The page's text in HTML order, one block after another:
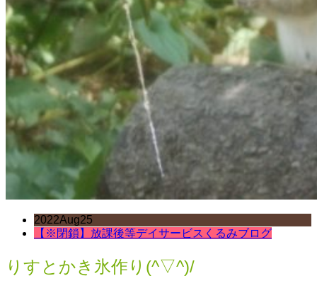
2022Aug25
【※閉鎖】放課後等デイサービスくるみブログ
りすとかき氷作り(^▽^)/